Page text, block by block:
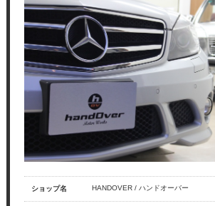
ショップ名 HANDOVER / ハンドオーバー